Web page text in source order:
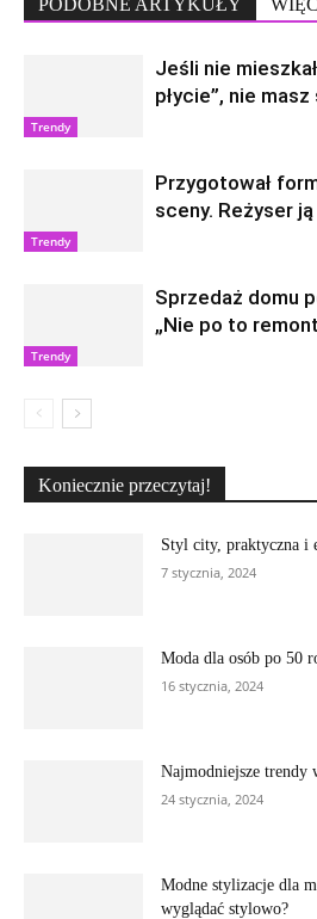
PODOBNE ARTYKUŁY
Trendy
Jeśli nie
płycie”, nie
Trendy
Przygotował
sceny. Reżyser ją
Trendy
Sprzedaż domu
„Nie po to
Koniecznie przeczytaj!
Styl city, praktyczna i
7 stycznia, 2024
Moda dla osób po 50
16 stycznia, 2024
Najmodniejsze trendy
24 stycznia, 2024
Modne stylizacje dla
wyglądać stylowo?